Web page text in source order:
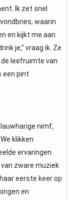
Ik zet snel
waarin
en kijkt me aan
je,” vraag ik. Ze
de leefruimte van
pint.
nimf,
klikken
ervaringen
zware muziek
eerste keer op
en